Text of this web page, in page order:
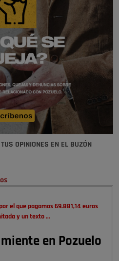
OPINIONES EN EL BUZÓN
el que pagamos 69.881,14 euros
y un texto …
en Pozuelo